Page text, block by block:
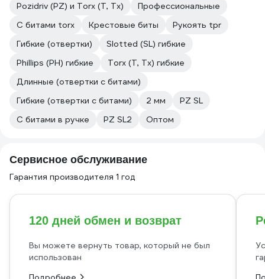
Pozidriv (PZ) и Torx (T, Tx)
Профессиональные
С битами torx
Крестовые биты
Рукоять tpr
Гибкие (отвертки)
Slotted (SL) гибкие
Phillips (PH) гибкие
Torx (T, Tx) гибкие
Длинные (отвертки с битами)
Гибкие (отвертки с битами)
2 мм
PZ SL
С битами в ручке
PZ SL2 Оптом
Сервисное обслуживание
Гарантия производителя 1 год
120 дней обмен и возврат
Вы можете вернуть товар, который не был
использован